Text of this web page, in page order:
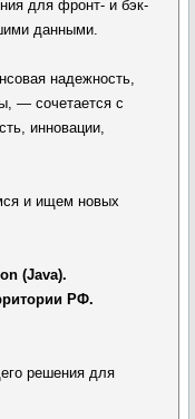
для фронт- и бэк-
данными.
надежность,
— сочетается с
инновации,
и ищем новых
(Java).
РФ.
решения для